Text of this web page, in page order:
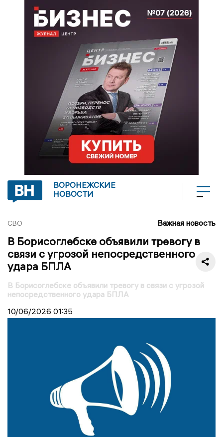
ВОРОНЕЖСКИЕ
НОВОСТИ
СВО Важная новость
В Борисоглебске объявили тревогу в
связи с угрозой непосредственного
удара БПЛА
В Борисоглебске объявили тревогу в связи с угрозой
непосредственного удара БПЛА
10/06/2026 01:35